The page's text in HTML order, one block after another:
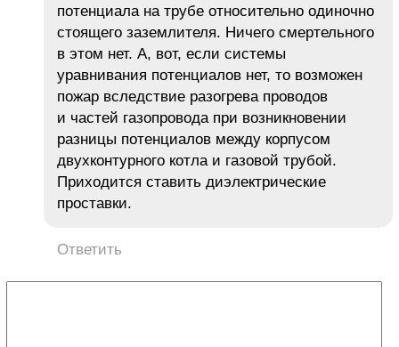
потенциала на трубе относительно одиночно
стоящего заземлителя. Ничего смертельного
в этом нет. А, вот, если системы
уравнивания потенциалов нет, то возможен
пожар вследствие разогрева проводов
и частей газопровода при возникновении
разницы потенциалов между корпусом
двухконтурного котла и газовой трубой.
Приходится ставить диэлектрические
проставки.
Ответить